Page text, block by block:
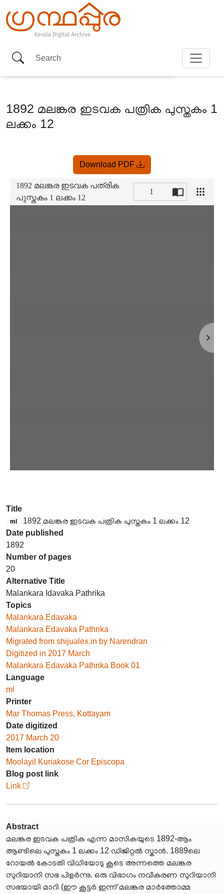
1892 മലങ്കര ഇടവക പത്രിക പുസ്തകം 1
ലക്കം 12
Download PDF
Title
ml
1892 മലങ്കര ഇടവക പത്രിക പുസ്തകം 1 ലക്കം 12
Date published
1892
Number of pages
20
Alternative Title
Malankara Idavaka Pathrika
Topics
Malankara Edavaka
Malankara Edavaka Pathrika
Migrated from shijualex.in by Narendran
Digitized in 2017 March
Malankara Edavaka Pathrika Book 01
Language
ml
Printer
Mar Thomas Press, Kottayam
Date digitized
2017 March 20
Item location
Moolayil Kuriakose Cor Episcopa
Blog post link
Link
Abstract
മലങ്കര ഇടവക പത്രിക എന്ന മാസികയുടെ 1892-ആം
ആണ്ടിലെ പുസ്തകം 1 ലക്കം 12 ഡിജിറ്റൽ സ്കാൻ. 1889ലെ
റോയൽ കോടതി വിധിയോടു കൂടെ അന്നത്തെ മലങ്കര
സുറിയാനി സഭ പിളർന്നു. ഒരു വിഭാഗം നവീകരണ സുറിയാനി
സഭയായി മാറി (ഈ കൂട്ടർ ഇന്ന് മലങ്കര മാർത്തോമ്മ